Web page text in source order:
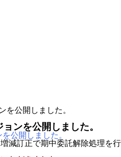
を公開しました。
ンを公開しました。
公開しました。
減訂正で期中委託解除処理を行